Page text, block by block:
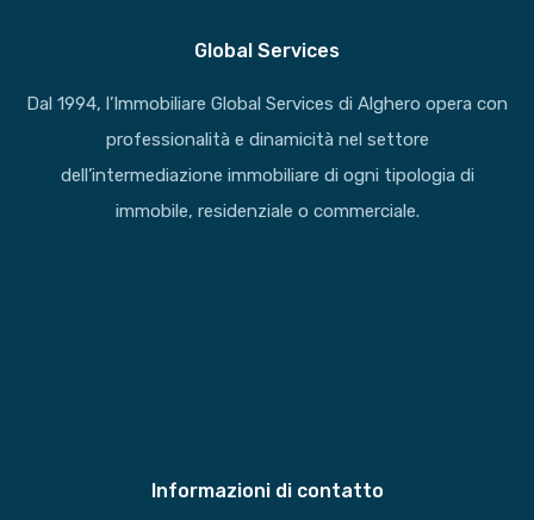
Global Services
Dal 1994, l’Immobiliare Global Services di Alghero opera con
professionalità e dinamicità nel settore
dell’intermediazione immobiliare di ogni tipologia di
immobile, residenziale o commerciale.
Informazioni di contatto